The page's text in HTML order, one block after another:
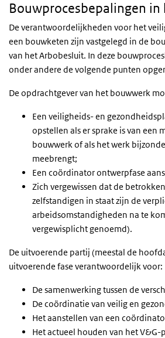
Bouwprocesbepalingen in
De verantwoordelijkheden voor het
een bouwketen zijn vastgelegd in de
van het Arbobesluit. In deze
onder andere de volgende punten
De opdrachtgever van het bouwwerk
Een veiligheids- en
opstellen als er sprake is van een
bouwwerk of als het werk
meebrengt;
Een coördinator ontwerpfase
Zich vergewissen dat de
zelfstandigen in staat zijn de
arbeidsomstandigheden na te
vergewisplicht genoemd).
De uitvoerende partij (meestal de
uitvoerende fase verantwoordelijk voor:
De samenwerking tussen de
De coördinatie van veilig en
Het aanstellen van een
Het actueel houden van het V&G-